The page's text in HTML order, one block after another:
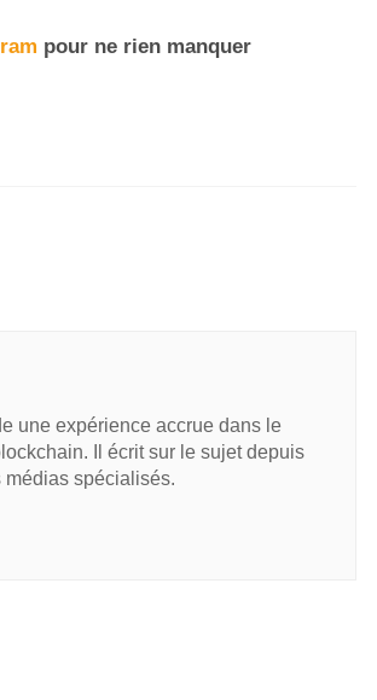
pour ne rien manquer
une expérience accrue dans le
Il écrit sur le sujet depuis
médias spécialisés.